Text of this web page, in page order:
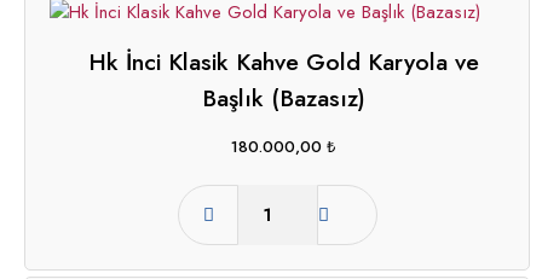
Hk İnci Klasik Kahve Gold Karyola ve
Başlık (Bazasız)
180.000,00 ₺